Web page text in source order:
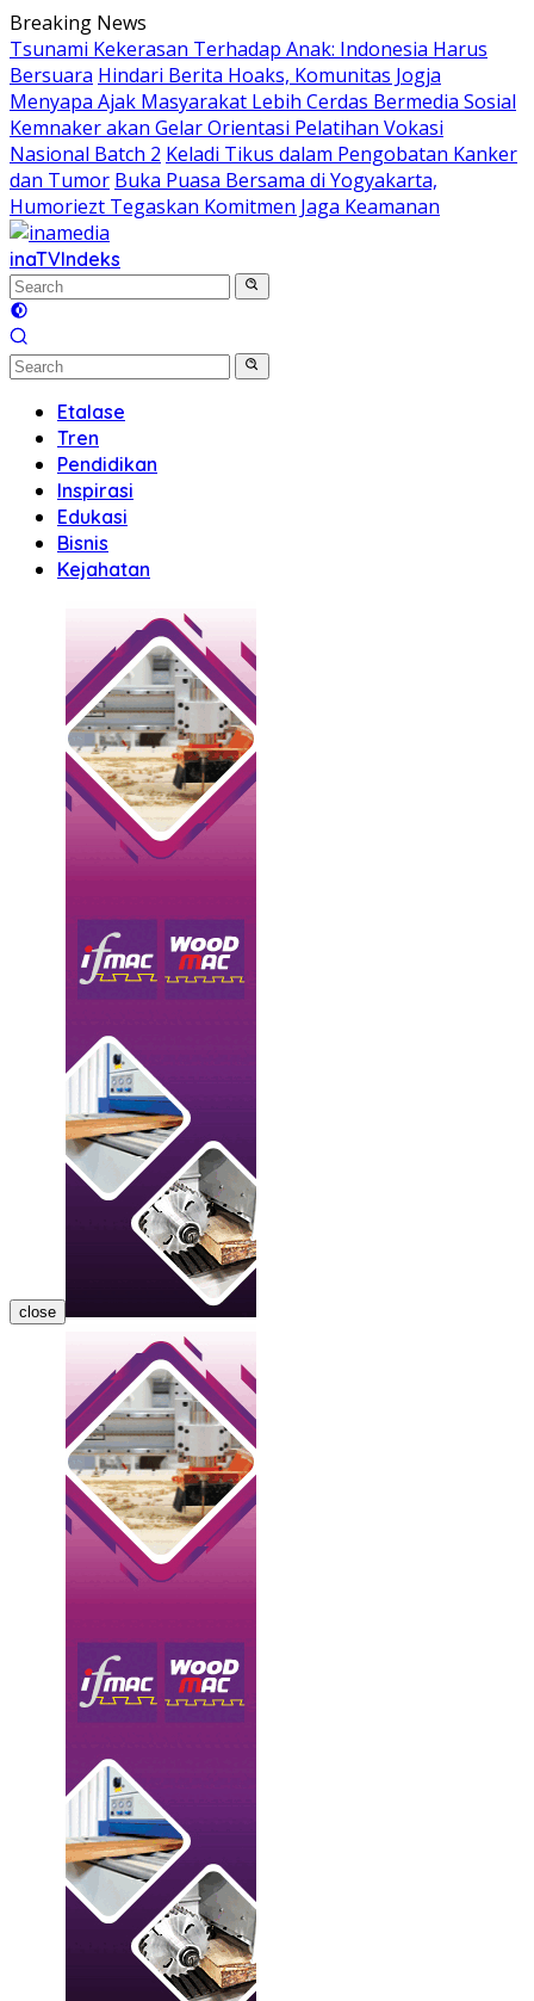
Skip
to
content
Breaking News
Tsunami Kekerasan Terhadap Anak: Indonesia Harus
Bersuara Hindari Berita Hoaks, Komunitas Jogja
Menyapa Ajak Masyarakat Lebih Cerdas Bermedia Sosial
Kemnaker akan Gelar Orientasi Pelatihan Vokasi
Nasional Batch 2 Keladi Tikus dalam Pengobatan Kanker
dan Tumor Buka Puasa Bersama di Yogyakarta,
Humoriezt Tegaskan Komitmen Jaga Keamanan
inaTVIndeks
Etalase
Tren
Pendidikan
Inspirasi
Edukasi
Bisnis
Kejahatan
close